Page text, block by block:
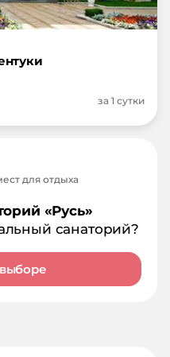
за 1 сутки
для отдыха
«Русь»
санаторий?